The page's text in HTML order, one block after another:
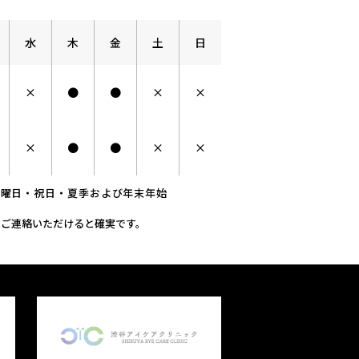
水 木 金 土 日
× ● ● × ×
× ● ● × ×
日・祝日・夏季および年末年始
絡いただけると確実です。